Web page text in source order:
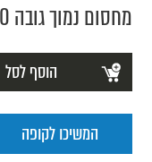
מחסום נמוך גובה 50 ס"מ
הוסף לסל
המשיכו לקופה